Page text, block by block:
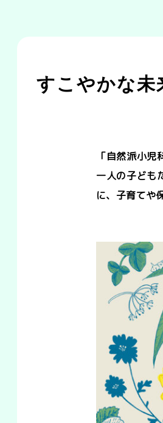
すこやかな未
「自然派小
一人の子ども
に、子育てや